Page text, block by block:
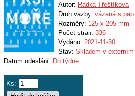
Autor: Radka Třeštíková
Druh vazby: vázaná s
Rozměry: 125 x 205 mm
Počet stran: 336
Vydáno: 2021-11-30
Stav: Skladem v externím
Datum odeslání: Do týdne
Ks: